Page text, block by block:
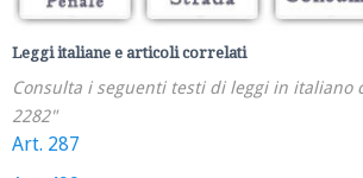
Leggi italiane e articoli correlati
Consulta i seguenti testi di leggi in italiano
2282"
Art. 287